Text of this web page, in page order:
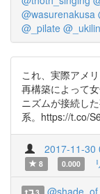
@wasurenakusa
@_pilate @_ukilin
これ、実際アメ
再構築によって
ニズムが接続し
系。https://t.co/
2017-11-30
8
0.000